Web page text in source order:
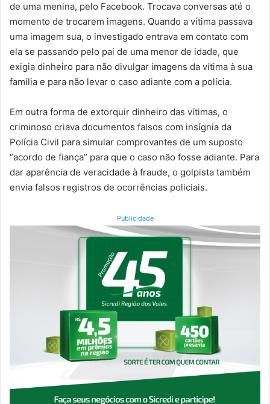
de uma menina, pelo Facebook. Trocava conversas até o
momento de trocarem imagens. Quando a vítima passava
uma imagem sua, o investigado entrava em contato com
ela se passando pelo pai de uma menor de idade, que
exigia dinheiro para não divulgar imagens da vítima à sua
família e para não levar o caso adiante com a polícia.
Em outra forma de extorquir dinheiro das vítimas, o
criminoso criava documentos falsos com insígnia da
Polícia Civil para simular comprovantes de um suposto
“acordo de fiança” para que o caso não fosse adiante. Para
dar aparência de veracidade à fraude, o golpista também
envia falsos registros de ocorrências policiais.
Publicidade